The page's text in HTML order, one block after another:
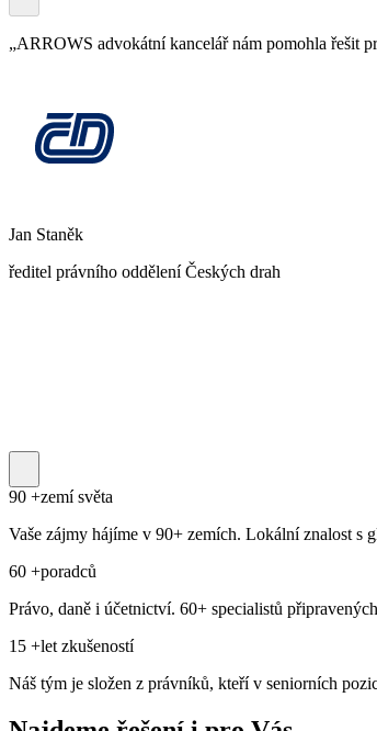
„ARROWS advokátní kancelář nám pomohla řešit
Jan Staněk
ředitel právního oddělení Českých drah
90 +zemí světa
Vaše zájmy hájíme v 90+ zemích. Lokální znalost s
60 +poradců
Právo, daně i účetnictví. 60+ specialistů
15 +let zkušeností
Náš tým je složen z právníků, kteří v seniorních